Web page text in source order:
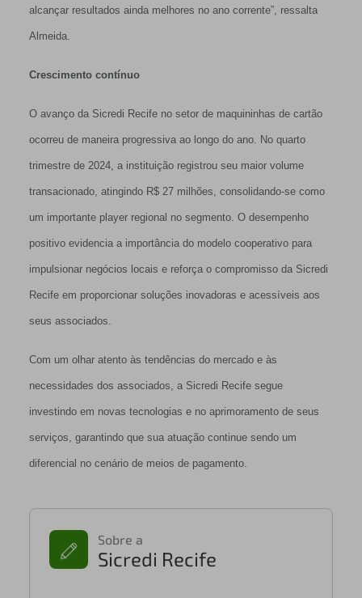
alcançar resultados ainda melhores no ano corrente”, ressalta
Almeida.
Crescimento contínuo
O avanço da Sicredi Recife no setor de maquininhas de cartão
ocorreu de maneira progressiva ao longo do ano. No quarto
trimestre de 2024, a instituição registrou seu maior volume
transacionado, atingindo R$ 27 milhões, consolidando-se como
um importante player regional no segmento. O desempenho
positivo evidencia a importância do modelo cooperativo para
impulsionar negócios locais e reforça o compromisso da Sicredi
Recife em proporcionar soluções inovadoras e acessíveis aos
seus associados.
Com um olhar atento às tendências do mercado e às
necessidades dos associados, a Sicredi Recife segue
investindo em novas tecnologias e no aprimoramento de seus
serviços, garantindo que sua atuação continue sendo um
diferencial no cenário de meios de pagamento.
Sobre a
Sicredi Recife